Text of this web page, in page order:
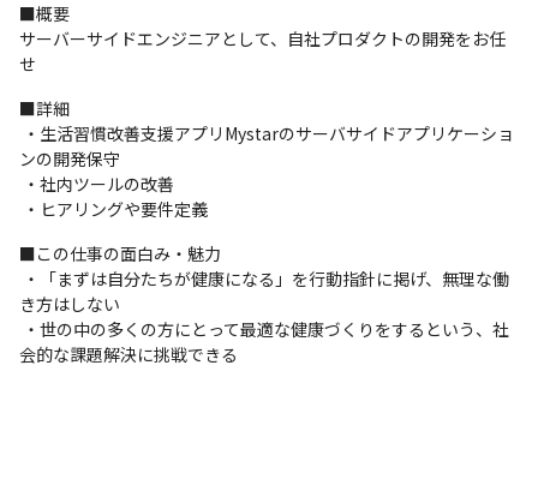
■概要
サーバーサイドエンジニアとして、自社プロダクトの開発をお任
せ
■詳細
ンの開発保守
・ヒアリングや要件定義
■この仕事の面白み・魅力
き方はしない
会的な課題解決に挑戦できる